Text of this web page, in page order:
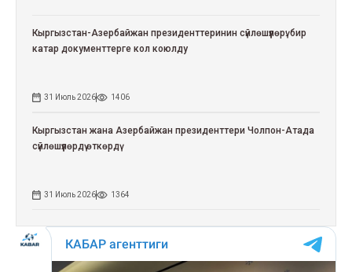
Кыргызстан-Азербайжан президенттеринин сүйлөшүүлөрү: бир
катар документтерге кол коюлду
31 Июль 2026 1406
Кыргызстан жана Азербайжан президенттери Чолпон-Атада
сүйлөшүүлөрдү өткөрдү
31 Июль 2026 1364